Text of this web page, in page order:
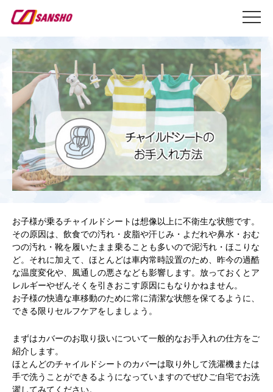
お子様が乗るチャイルドシートは想像以上に不衛生な状態です。
その原因は、飲食での汚れ・皮脂や汗じみ・よだれや鼻水・おむ
つの汚れ・靴を履いたまま乗ることも多いので泥汚れ・ほこりな
ど。それに加えて、ほとんどは車内常時設置のため、昨今の過酷
な温度変化や、風通しの悪さなども影響します。放っておくとア
レルギーやぜんそくを引きおこす原因にもなりかねません。
お子様の快適な車移動のために常に清潔な状態を保てるように、
できる限りセルフケアをしましょう。
まずはカバーのお取り扱いについて一般的なお手入れの仕方をご
紹介します。
ほとんどのチャイルドシートのカバーは取り外して洗濯機または
手で洗うことができるようになっていますのでぜひご自宅でお洗
濯してみてください。